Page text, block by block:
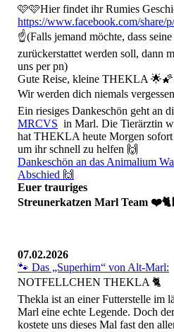
🩷🩷Hier findet ihr Rumies
https://www.facebook.com/share/
☝️(Falls jemand möchte, dass seine
zurückerstattet werden soll, dann
uns per pn)
Gute Reise, kleine THEKLA
Wir werden dich niemals
Ein riesiges Dankeschön geht an
MRCVS in Marl. Die Tierärztin
hat THEKLA heute Morgen sofort
um ihr schnell zu helfen 🙌
Dankeschön an das Animalium
Abschied 🙌
Euer trauriges
Streunerkatzen Marl Team
07.02.2026
🐾 Das „Superhirn“ von Alt-Marl:
NOTFELLCHEN THEKLA 🐈
​Thekla ist an einer Futterstelle im
Marl eine echte Legende. Doch
kostete uns dieses Mal fast den